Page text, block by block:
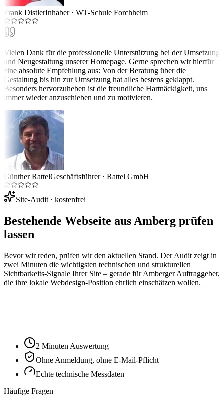
Frank DistlerInhaber· WT-Schule Forchheim
Vielen Dank für die professionelle Unterstützung bei der Umsetzung
und Neugestaltung unserer Homepage. Gerne sprechen wir hierfür
eine absolute Empfehlung aus: Von der Beratung über die
Gestaltung bis hin zur Umsetzung hat alles bestens geklappt.
Besonders hervorzuheben ist die freundliche Hartnäckigkeit, uns
immer wieder anzuschieben und zu motivieren.
Günther RattelGeschäftsführer· Rattel GmbH
Site-Audit · kostenfrei
Bestehende Webseite aus Amberg prüfen
lassen
Bevor wir reden, prüfen wir den aktuellen Stand. Der Audit zeigt in
zwei Minuten die wichtigsten technischen und strukturellen
Sichtbarkeits-Signale Ihrer Site – gerade für Amberger Auftraggeber,
die ihre lokale Webdesign-Position ehrlich einschätzen wollen.
2 Minuten Auswertung
Ohne Anmeldung, ohne E-Mail-Pflicht
Echte technische Messdaten
Häufige Fragen